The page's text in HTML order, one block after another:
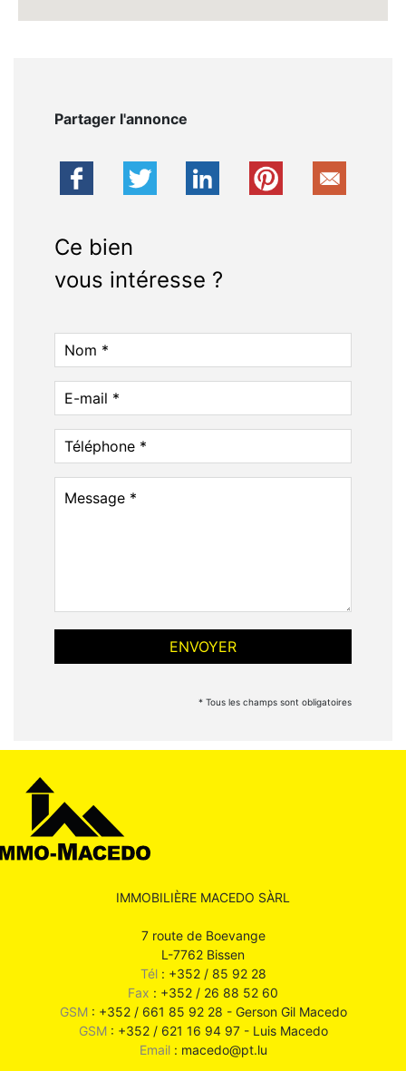
Partager l'annonce
Ce bien
vous intéresse ?
* Tous les champs sont obligatoires
IMMOBILIÈRE MACEDO SÀRL
7 route de Boevange
L-7762 Bissen
Tél: +352 / 85 92 28
Fax : +352 / 26 88 52 60
GSM: +352 / 661 85 92 28 - Gerson Gil Macedo
GSM: +352 / 621 16 94 97 - Luis Macedo
Email: macedo@pt.lu